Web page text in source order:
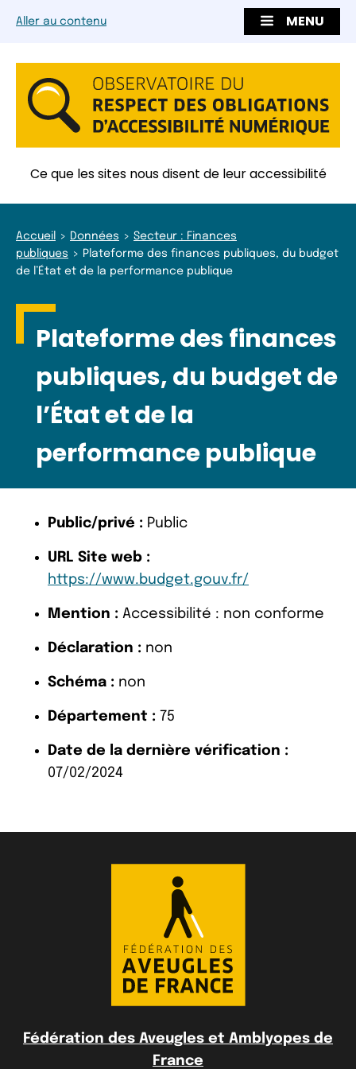
Aller au contenu MENU
Ce que les sites nous disent de leur accessibilité
Accueil Données
Secteur : Finances
publiques
Plateforme des finances publiques, du budget
de l’État et de la performance publique
Plateforme des finances
publiques, du budget de
l’État et de la
performance publique
Public/privé : Public
URL Site web :
https://www.budget.gouv.fr/
Mention : Accessibilité : non conforme
Déclaration : non
Schéma : non
Département : 75
Date de la dernière vérification :
07/02/2024
Fédération des Aveugles et Amblyopes de
France